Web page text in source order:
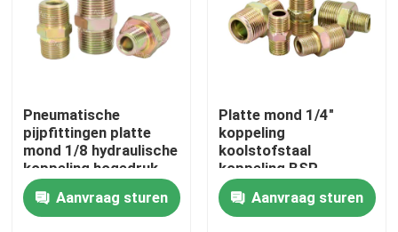
Pneumatische
pijpfittingen platte
mond 1/8 hydraulische
koppeling hogedruk
koolstofstaal
Aanvraag sturen
Platte mond 1/4"
koppeling
koolstofstaal
koppeling BSP
schroefdraad
verloopkoppeling
pijpfitting
Aanvraag sturen